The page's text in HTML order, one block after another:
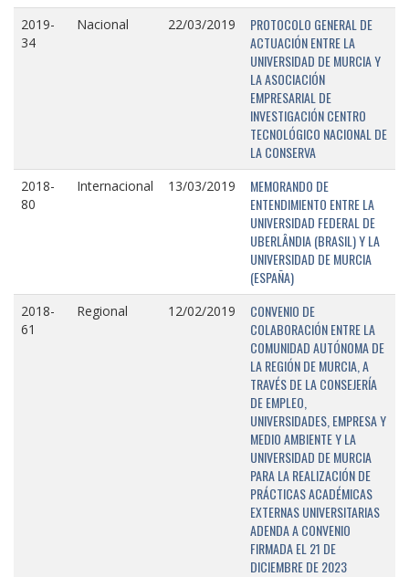
2019-
34
Nacional 22/03/2019
PROTOCOLO GENERAL DE
ACTUACIÓN ENTRE LA
UNIVERSIDAD DE MURCIA Y
LA ASOCIACIÓN
EMPRESARIAL DE
INVESTIGACIÓN CENTRO
TECNOLÓGICO NACIONAL DE
LA CONSERVA
2018-
80
Internacional 13/03/2019
MEMORANDO DE
ENTENDIMIENTO ENTRE LA
UNIVERSIDAD FEDERAL DE
UBERLÂNDIA (BRASIL) Y LA
UNIVERSIDAD DE MURCIA
(ESPAÑA)
2018-
61
Regional 12/02/2019
CONVENIO DE
COLABORACIÓN ENTRE LA
COMUNIDAD AUTÓNOMA DE
LA REGIÓN DE MURCIA, A
TRAVÉS DE LA CONSEJERÍA
DE EMPLEO,
UNIVERSIDADES, EMPRESA Y
MEDIO AMBIENTE Y LA
UNIVERSIDAD DE MURCIA
PARA LA REALIZACIÓN DE
PRÁCTICAS ACADÉMICAS
EXTERNAS UNIVERSITARIAS
ADENDA A CONVENIO
FIRMADA EL 21 DE
DICIEMBRE DE 2023